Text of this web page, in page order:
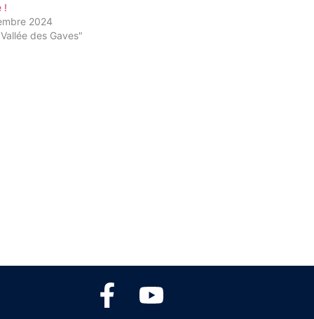
!
2024
des Gaves"